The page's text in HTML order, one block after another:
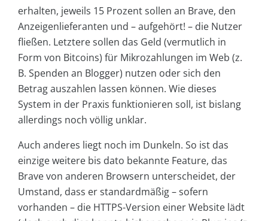
erhalten, jeweils 15 Prozent sollen an Brave, den
Anzeigenlieferanten und – aufgehört! – die Nutzer
fließen. Letztere sollen das Geld (vermutlich in
Form von Bitcoins) für Mikrozahlungen im Web (z.
B. Spenden an Blogger) nutzen oder sich den
Betrag auszahlen lassen können. Wie dieses
System in der Praxis funktionieren soll, ist bislang
allerdings noch völlig unklar.
Auch anderes liegt noch im Dunkeln. So ist das
einzige weitere bis dato bekannte Feature, das
Brave von anderen Browsern unterscheidet, der
Umstand, dass er standardmäßig – sofern
vorhanden – die HTTPS-Version einer Website lädt